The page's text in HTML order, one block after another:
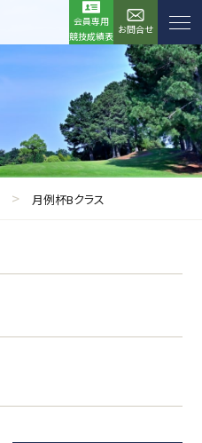
会員専用
競技成績表
お問合せ
> 月例杯Bクラス